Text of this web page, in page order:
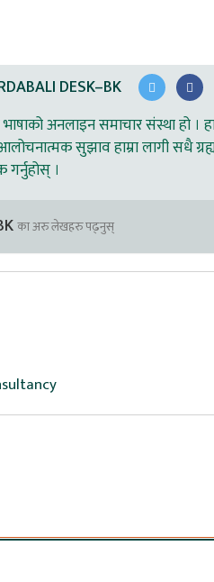
DESK–BK
भाषाको अनलाइन समाचार संस्था हो ।
सुझाव हाम्रा लागी सधै
।
का अरु लेखहरु पढ्नुस्